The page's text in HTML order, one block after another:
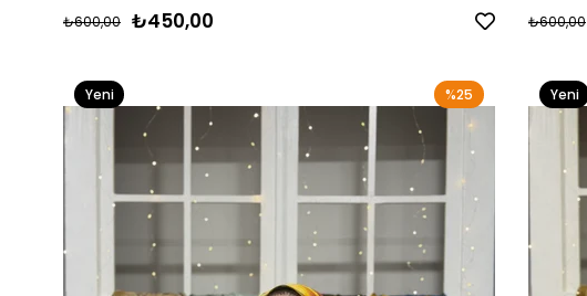
₺450,00
₺600,00 ₺600,00
%25
Yeni
Ürün
Yeni